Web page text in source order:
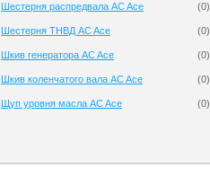
Шестерня распредвала AC Ace (0)
Шестерня ТНВД AC Ace (0)
Шкив генератора AC Ace (0)
Шкив коленчатого вала AC Ace (0)
Щуп уровня масла AC Ace (0)